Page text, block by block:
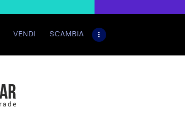
VENDI SCAMBIA
BoardGameBazar |
HOME
IL